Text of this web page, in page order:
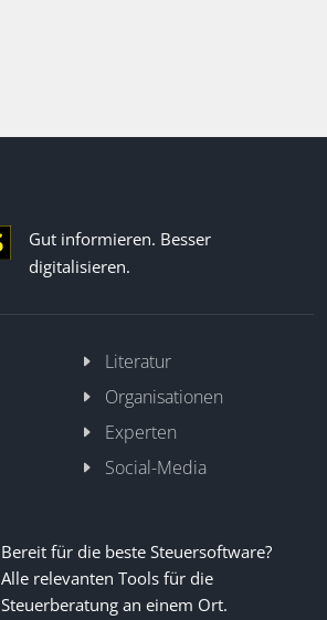
Gut informieren. Besser
digitalisieren.
Literatur
Organisationen
Experten
Social-Media
Bereit für die beste Steuersoftware?
Alle relevanten Tools für die
Steuerberatung an einem Ort.